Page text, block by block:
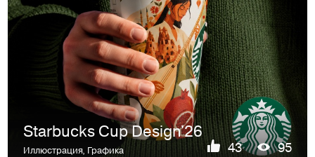
Starbucks Cup Design'26
Иллюстрация, Графика 43 95